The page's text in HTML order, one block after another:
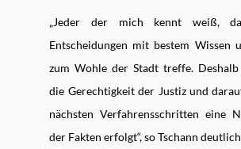
„Jeder der mich kennt weiß,
Entscheidungen mit bestem Wissen
zum Wohle der Stadt treffe.
die Gerechtigkeit der Justiz und
nächsten Verfahrensschritten eine
der Fakten erfolgt“, so Tschann